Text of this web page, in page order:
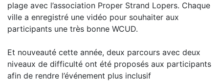
plage avec l’association Proper Strand Lopers. Chaque
ville a enregistré une vidéo pour souhaiter aux
participants une très bonne WCUD.
Et nouveauté cette année, deux parcours avec deux
niveaux de difficulté ont été proposés aux participants
afin de rendre l’événement plus inclusif